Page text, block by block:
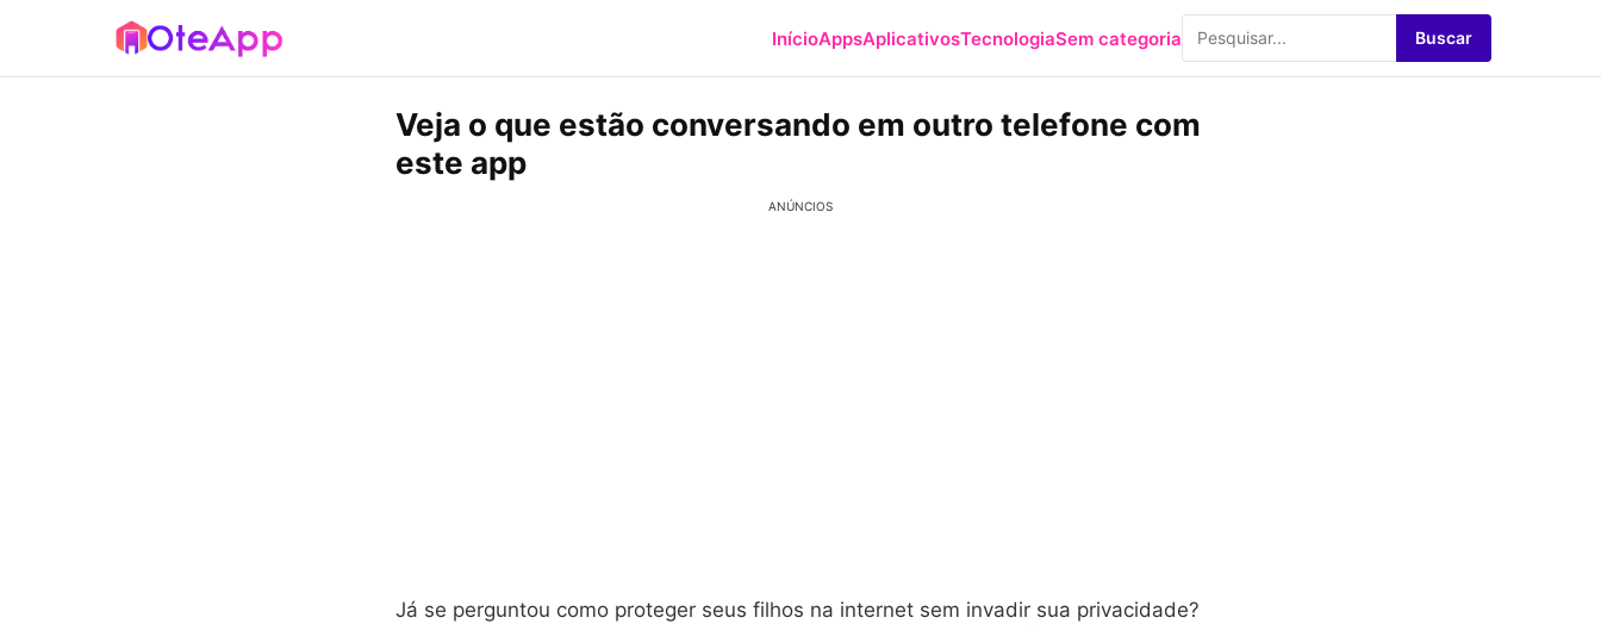
InícioAppsAplicativosTecnologiaSem categoria Buscar
Veja o que estão conversando em outro telefone com
este app
ANÚNCIOS
Já se perguntou como proteger seus filhos na internet sem invadir sua privacidade?